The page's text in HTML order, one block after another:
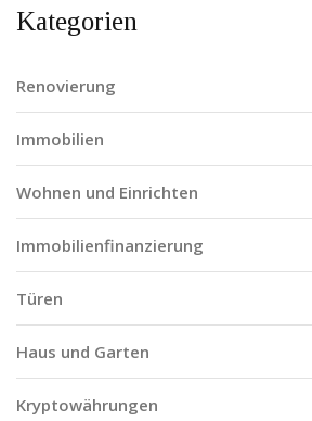
Kategorien
Renovierung
Immobilien
Wohnen und Einrichten
Immobilienfinanzierung
Türen
Haus und Garten
Kryptowährungen